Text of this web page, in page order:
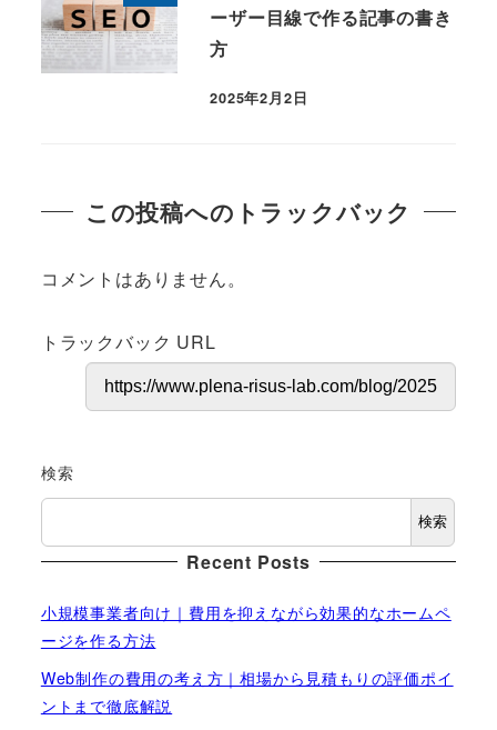
ーザー目線で作る記事の書き
方
投稿日
2025年2月2日
この投稿へのトラックバック
コメントはありません。
トラックバック URL
検索
検索
Recent Posts
小規模事業者向け｜費用を抑えながら効果的なホームペ
ージを作る方法
Web制作の費用の考え方｜相場から見積もりの評価ポイ
ントまで徹底解説